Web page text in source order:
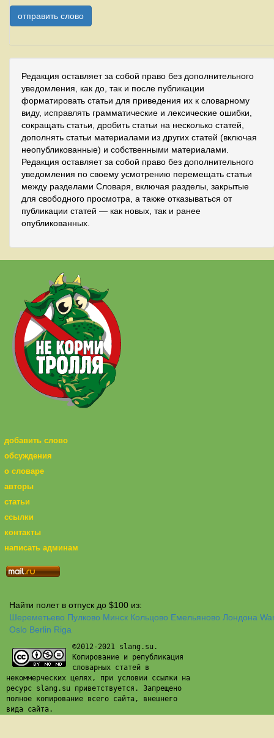
Редакция оставляет за собой право без дополнительного
уведомления, как до, так и после публикации
форматировать статьи для приведения их к словарному
виду, исправлять грамматические и лексические ошибки,
сокращать статьи, дробить статьи на несколько статей,
дополнять статьи материалами из других статей (включая
неопубликованные) и собственными материалами.
Редакция оставляет за собой право без дополнительного
уведомления по своему усмотрению перемещать статьи
между разделами Словаря, включая разделы, закрытые
для свободного просмотра, а также отказываться от
публикации статей — как новых, так и ранее
опубликованных.
добавить слово
обсуждения
о словаре
авторы
статьи
ссылки
контакты
написать админам
Найти полет в отпуск до $100 из:
Шереметьево Пулково Минск Кольцово Емельяново Лондона
Oslo Berlin Riga
©2012-2021 slang.su.
Копирование и републикация
словарных статей в
некоммерческих целях, при условии ссылки на
ресурс slang.su приветствуется. Запрещено
полное копирование всего сайта, внешнего
вида сайта.